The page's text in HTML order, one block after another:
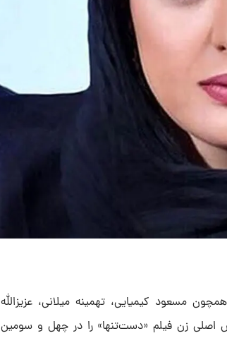
مسعود کیمیایی، تهمینه میلانی، عزیزالله
اصلی زن فیلم «دست‌تنها» را در چهل و سومین